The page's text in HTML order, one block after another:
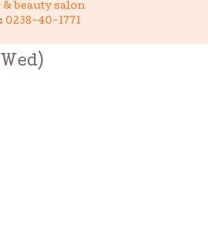
& beauty salon
0238-40-1771